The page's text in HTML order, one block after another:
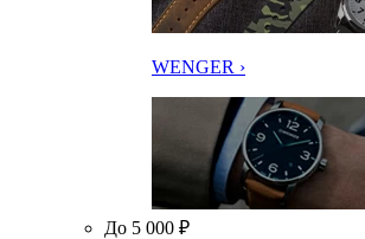
WENGER ›
До 5 000 ₽